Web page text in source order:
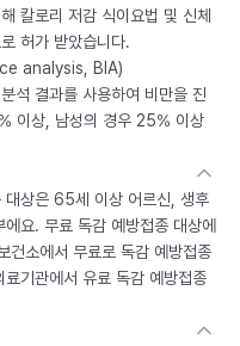
칼로리 저감 식이요법 및 신체
허가 받았습니다.
analysis, BIA)
석 결과를 사용하여 비만을 진
이상, 남성의 경우 25% 이상
대상은 65세 이상 어르신, 생후
요. 무료 독감 예방접종 대상에
건소에서 무료로 독감 예방접종
기관에서 유료 독감 예방접종